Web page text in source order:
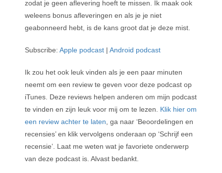
zodat je geen aflevering hoeft te missen. Ik maak ook
weleens bonus afleveringen en als je je niet
geabonneerd hebt, is de kans groot dat je deze mist.
Subscribe: Apple podcast | Android podcast
Ik zou het ook leuk vinden als je een paar minuten
neemt om een review te geven voor deze podcast op
iTunes. Deze reviews helpen anderen om mijn podcast
te vinden en zijn leuk voor mij om te lezen. Klik hier om
een review achter te laten , ga naar ‘Beoordelingen en
recensies’ en klik vervolgens onderaan op ‘Schrijf een
recensie’. Laat me weten wat je favoriete onderwerp
van deze podcast is. Alvast bedankt.